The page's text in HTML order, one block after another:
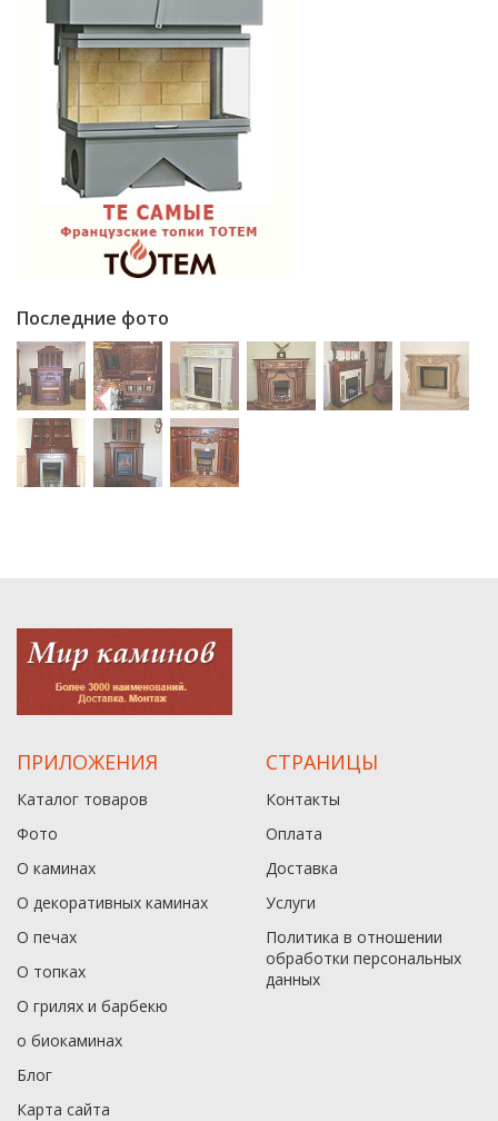
Последние фото
ПРИЛОЖЕНИЯ
Каталог товаров
Фото
О каминах
О декоративных каминах
О печах
О топках
О грилях и барбекю
о биокаминах
Блог
Карта сайта
СТРАНИЦЫ
Контакты
Оплата
Доставка
Услуги
Политика в отношении
обработки персональных
данныx